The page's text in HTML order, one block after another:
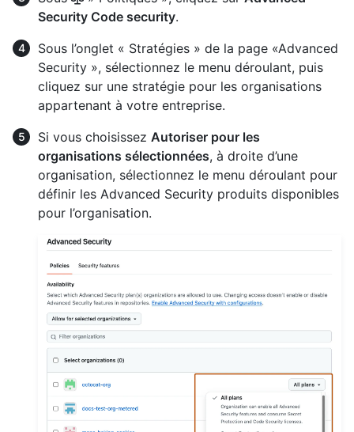
Security Code security.
Sous l’onglet « Stratégies » de la page «Advanced
Security », sélectionnez le menu déroulant, puis
cliquez sur une stratégie pour les organisations
appartenant à votre entreprise.
Si vous choisissez Autoriser pour les
organisations sélectionnées, à droite d’une
organisation, sélectionnez le menu déroulant pour
définir les Advanced Security produits disponibles
pour l’organisation.